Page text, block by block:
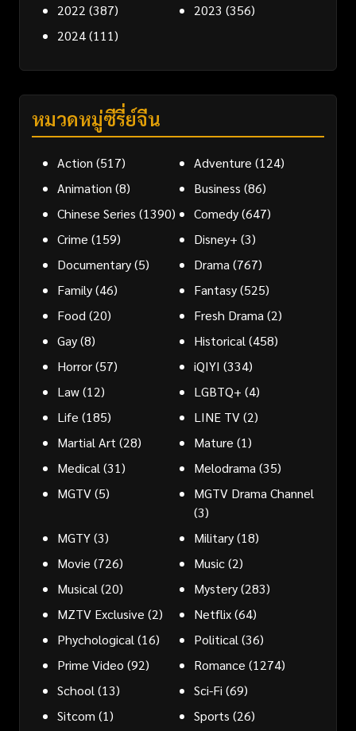
2022 (387) 2023 (356)
2024(111)
หมวดหมู่ซีรี่ย์จีน
Action (517) Adventure (124)
Animation (8) Business (86)
Chinese Series (1390) Comedy(647)
Crime (159) Disney+ (3)
Documentary(5) Drama (767)
Family(46) Fantasy(525)
Food (20) Fresh Drama (2)
Gay(8) Historical (458)
Horror(57) iQIYI (334)
Law(12) LGBTQ+ (4)
Life (185) LINE TV(2)
Martial Art (28) Mature (1)
Medical (31) Melodrama (35)
MGTV(5)
MGTV Drama Channel
(3)
MGTY(3) Military(18)
Movie (726) Music(2)
Musical (20) Mystery(283)
MZTV Exclusive (2) Netflix(64)
Phychological (16) Political (36)
Prime Video (92) Romance (1274)
School (13) Sci-Fi (69)
Sitcom (1) Sports (26)